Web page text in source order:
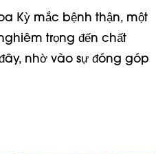
Kỳ mắc bệnh thận, một
trọng đến chất
nhờ vào sự đóng góp